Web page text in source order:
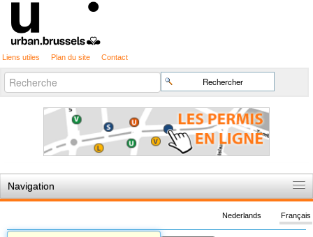
Liens utiles Plan du site Contact
Chercher par
Recherche
avancée…
Navigation
Règles du jeu
Français
Nederlands